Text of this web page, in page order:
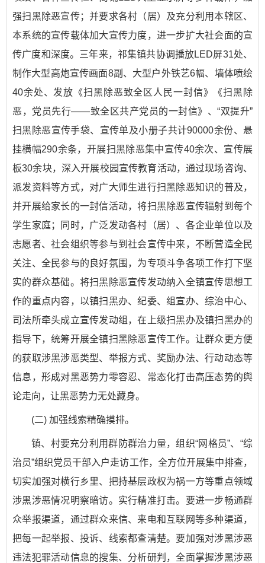
强扫黑除恶宣传；并要求各村（居）及充分利用本辖区、
本系统的宣传载体加大宣传力度，进一步扩大社会面的宣
传广度和深度。三年来，祁集镇共协调播放LED屏31处、
制作大型高炮宣传画面8副、大型户外铁艺6幅、墙体喷绘
40余处、发放《扫黑除恶致全区人民一封信》《扫黑除
恶，党员先行——致全区共产党员的一封信》、“双提升”
扫黑除恶宣传手袋、宣传单及小册子共计90000余份、悬
挂横幅290余条，开展扫黑除恶集中宣传40余次、宣传展
板30余块，深入开展校园宣传教育活动，通过现场咨询、
派发资料等方式，对广大师生进行扫黑除恶知识的普及，
并开展给家长的一封信活动，将扫黑除恶宣传辐射到每个
学生家庭；同时，广泛发动各村（居）、各企业单位以及
志愿者、社会组织等参与到社会宣传中来，不断营造全民
关注、全民参与的良好氛围，为专项斗争各项工作打下坚
实的群众基础。将扫黑除恶宣传发动纳入全镇宣传思想工
作的重点内容，以镇扫黑办、纪委、组宣办、综治中心、
司法所牵头成立宣传发动组，在上级扫黑办及镇扫黑办的
指导下，统筹开展全镇扫黑除恶宣传工作。让群众更方便
的获取涉黑涉恶类型、举报方式、奖励办法、行动动态等
信息，形成对黑恶势力零容忍、常态化打击高压态势的舆
论走向，让黑恶势力无处藏身。
(二) 加强线索精确摸排。
镇、村要充分利用群防群治力量，组织“网格员”、“综
治员”组织党员干部入户走访工作，全方位开展集中排查，
切实加强对横行乡里、把持基层政权为祸一方等重点领域
涉黑涉恶情况明察暗访。实行精准打击。要进一步畅通群
众举报渠道，通过群众来信、来电和互联网等多种渠道，
把每一起举报、投诉、线索都查清楚。要加强对涉黑涉恶
违法犯罪活动信息的搜集、分析研判，全面掌握涉黑涉恶